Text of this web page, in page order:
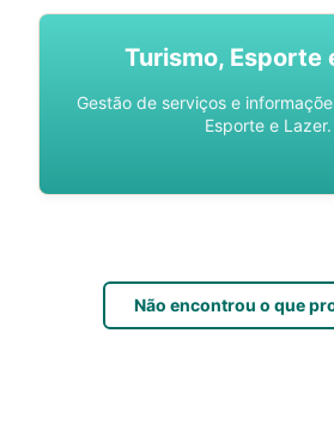
Turismo, Esporte
Gestão de serviços e
Esporte e Lazer.
Não encontrou o que